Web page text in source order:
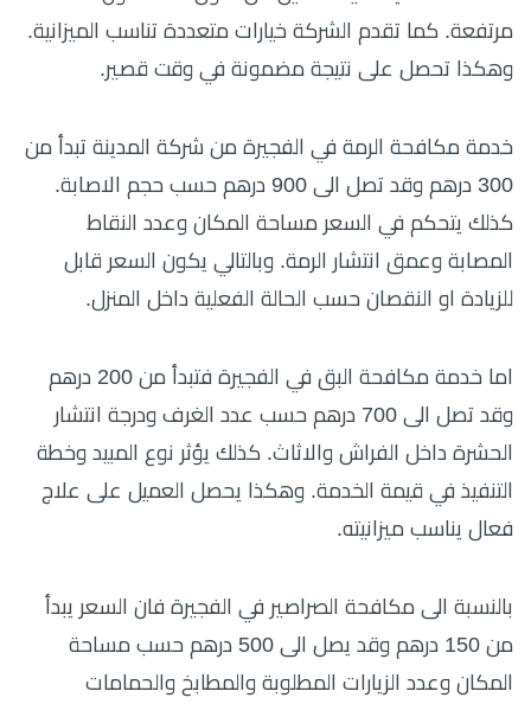
مرتفعة. كما تقدم الشركة خيارات متعددة تناسب الميزانية.
وهكذا تحصل على نتيجة مضمونة في وقت قصير.
خدمة مكافحة الرمة في الفجيرة من شركة المدينة تبدأ من
300 درهم وقد تصل الى 900 درهم حسب حجم الاصابة.
كذلك يتحكم في السعر مساحة المكان وعدد النقاط
المصابة وعمق انتشار الرمة. وبالتالي يكون السعر قابل
للزيادة او النقصان حسب الحالة الفعلية داخل المنزل.
اما خدمة مكافحة البق في الفجيرة فتبدأ من 200 درهم
وقد تصل الى 700 درهم حسب عدد الغرف ودرجة انتشار
الحشرة داخل الفراش والاثاث. كذلك يؤثر نوع المبيد وخطة
التنفيذ في قيمة الخدمة. وهكذا يحصل العميل على علاج
فعال يناسب ميزانيته.
بالنسبة الى مكافحة الصراصير في الفجيرة فان السعر يبدأ
من 150 درهم وقد يصل الى 500 درهم حسب مساحة
المكان وعدد الزيارات المطلوبة والمطابخ والحمامات